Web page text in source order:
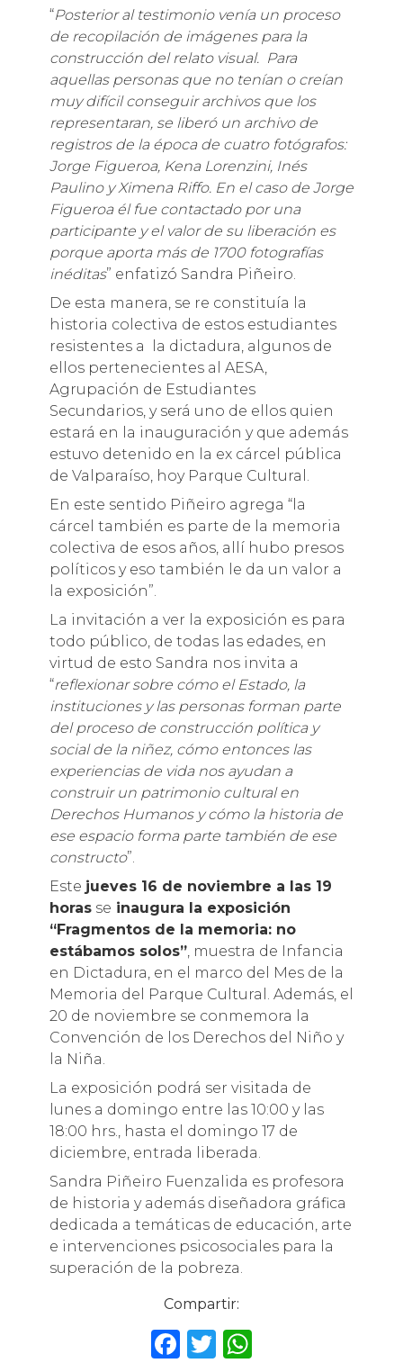
“Posterior al testimonio venía un proceso
de recopilación de imágenes para la
construcción del relato visual. Para
aquellas personas que no tenían o creían
muy difícil conseguir archivos que los
representaran, se liberó un archivo de
registros de la época de cuatro fotógrafos:
Jorge Figueroa, Kena Lorenzini, Inés
Paulino y Ximena Riffo. En el caso de Jorge
Figueroa él fue contactado por una
participante y el valor de su liberación es
porque aporta más de 1700 fotografías
inéditas” enfatizó Sandra Piñeiro.
De esta manera, se re constituía la
historia colectiva de estos estudiantes
resistentes a la dictadura, algunos de
ellos pertenecientes al AESA,
Agrupación de Estudiantes
Secundarios, y será uno de ellos quien
estará en la inauguración y que además
estuvo detenido en la ex cárcel pública
de Valparaíso, hoy Parque Cultural.
En este sentido Piñeiro agrega “la
cárcel también es parte de la memoria
colectiva de esos años, allí hubo presos
políticos y eso también le da un valor a
la exposición”.
La invitación a ver la exposición es para
todo público, de todas las edades, en
virtud de esto Sandra nos invita a
“reflexionar sobre cómo el Estado, la
instituciones y las personas forman parte
del proceso de construcción política y
social de la niñez, cómo entonces las
experiencias de vida nos ayudan a
construir un patrimonio cultural en
Derechos Humanos y cómo la historia de
ese espacio forma parte también de ese
constructo”.
Este jueves 16 de noviembre a las 19
horasse inaugura la exposición
“Fragmentos de la memoria: no
estábamos solos”, muestra de Infancia
en Dictadura, en el marco del Mes de la
Memoria del Parque Cultural. Además, el
20 de noviembre se conmemora la
Convención de los Derechos del Niño y
la Niña.
La exposición podrá ser visitada de
lunes a domingo entre las 10:00 y las
18:00 hrs., hasta el domingo 17 de
diciembre, entrada liberada.
Sandra Piñeiro Fuenzalida es profesora
de historia y además diseñadora gráfica
dedicada a temáticas de educación, arte
e intervenciones psicosociales para la
superación de la pobreza.
Compartir:
F T W